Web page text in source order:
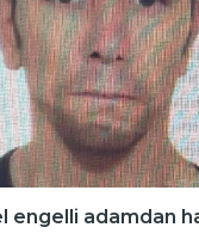
engelli adamdan